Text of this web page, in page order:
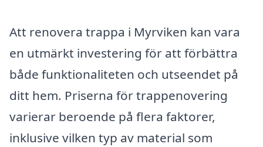
Att renovera trappa i Myrviken kan vara
en utmärkt investering för att förbättra
både funktionaliteten och utseendet på
ditt hem. Priserna för trappenovering
varierar beroende på flera faktorer,
inklusive vilken typ av material som